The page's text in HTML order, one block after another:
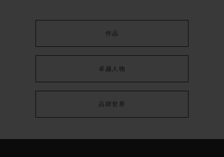
作品
卓越人物
品牌世界